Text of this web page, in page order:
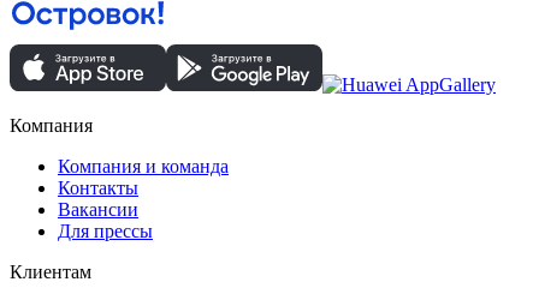
Компания
Компания и команда
Контакты
Вакансии
Для прессы
Клиентам